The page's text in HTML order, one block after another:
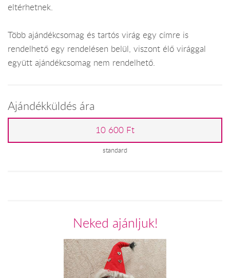
eltérhetnek.
Több ajándékcsomag és tartós virág egy címre is
rendelhető egy rendelésen belül, viszont élő virággal
együtt ajándékcsomag nem rendelhető.
Ajándékküldés ára
10 600 Ft
standard
Neked ajánljuk!